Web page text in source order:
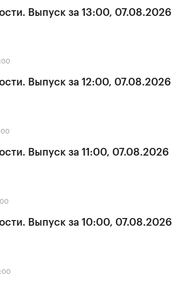
Выпуск за 13:00, 07.08.2026
Выпуск за 12:00, 07.08.2026
Выпуск за 11:00, 07.08.2026
Выпуск за 10:00, 07.08.2026